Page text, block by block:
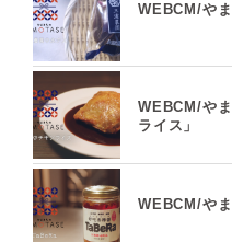
WEBCM/や
WEBCM/や
ライス」
WEBCM/や